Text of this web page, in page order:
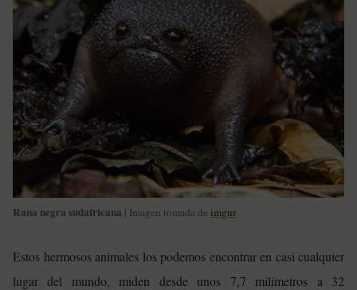
Rana negra sudafricana | Imagen tomada de imgur
Estos hermosos animales los podemos encontrar en casi cualquier
lugar del mundo, miden desde unos 7,7 milímetros a 32